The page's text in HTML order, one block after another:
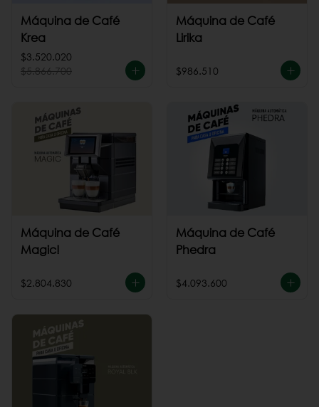
Máquina de Café
Krea
$3.520.020
$5.866.700
Máquina de Café
Lirika
$986.510
Máquina de Café
Magic!
$2.804.830
Máquina de Café
Phedra
$4.093.600